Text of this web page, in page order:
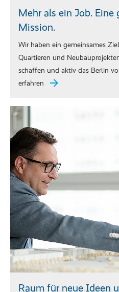
Mehr als ein Job. Eine
Mission.
Wir haben ein gemeinsames
Quartieren und
schaffen und aktiv das Berlin
erfahren
Raum für neue Ideen